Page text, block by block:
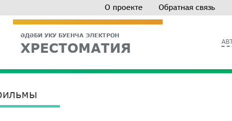
О проекте Обратная связь
ӘДӘБИ УКУ БУЕНЧА ЭЛЕКТРОН
ХРЕСТОМАТИЯ